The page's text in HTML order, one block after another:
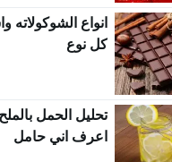
انواع الشوكولاته
كل نوع
تحليل الحمل
اعرف اني حامل